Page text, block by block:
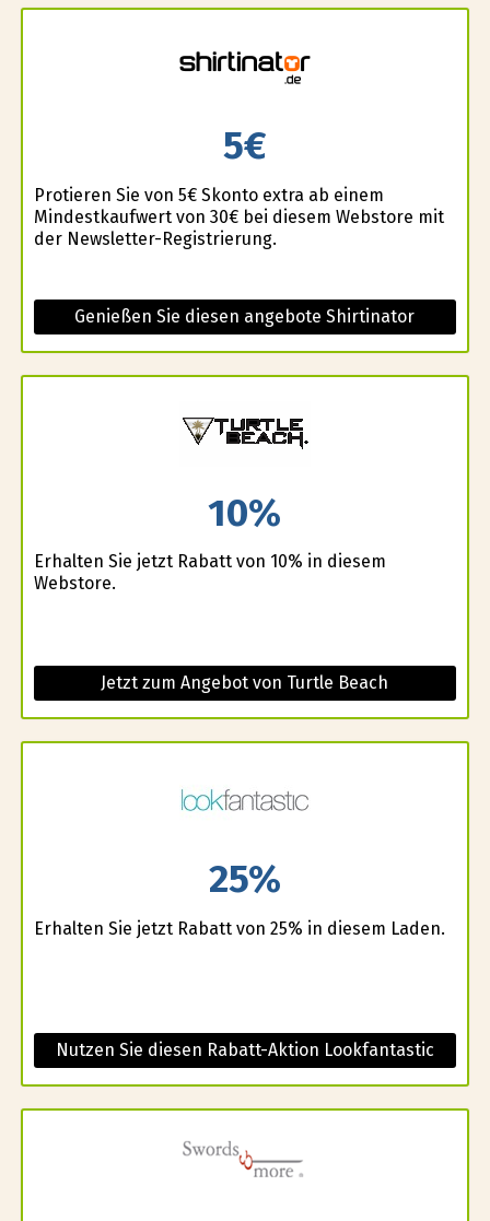
5€
Profitieren Sie von 5€ Skonto extra ab einem
Mindestkaufwert von 30€ bei diesem Webstore mit
der Newsletter-Registrierung.
Genießen Sie diesen angebote Shirtinator
10%
Erhalten Sie jetzt Rabatt von 10% in diesem
Webstore.
Jetzt zum Angebot von Turtle Beach
25%
Erhalten Sie jetzt Rabatt von 25% in diesem Laden.
Nutzen Sie diesen Rabatt-Aktion Lookfantastic